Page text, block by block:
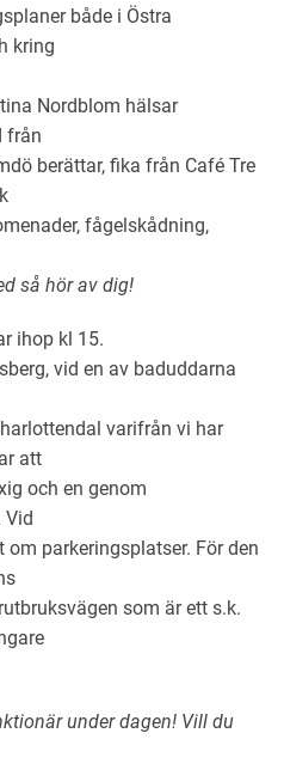
både i Östra
kring
Nordblom hälsar
från
berättar, fika från Café Tre
fågelskådning,
så hör av dig!
ihop kl 15.
vid en av baduddarna
varifrån vi har
att
och en genom
parkeringsplatser. För den
som är ett s.k.
under dagen! Vill du